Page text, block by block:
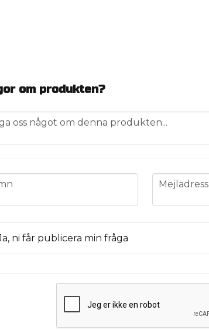
om produkten?
oss något om denna produkten...
email
Mejladress
ni får publicera min fråga